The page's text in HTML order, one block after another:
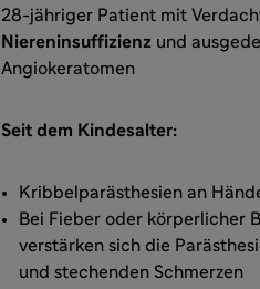
28-jähriger Patient mit
Niereninsuffizienz und
Angiokeratomen
Seit dem Kindesalter:
Kribbelparästhesien an
Bei Fieber oder körperlicher
verstärken sich die
und stechenden Schmerzen